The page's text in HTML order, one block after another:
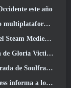
este año
completo
Medieval Fest
comienza hoy
de Soulframe
en los lanzamientos